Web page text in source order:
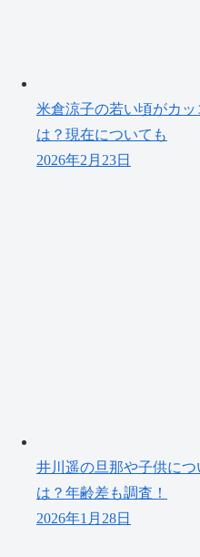
米倉涼子の若い頃がカ
は？現在についても
2026年2月23日
井川遥の旦那や子供に
は？年齢差も調査！
2026年1月28日